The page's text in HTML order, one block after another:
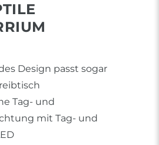
Design passt sogar
Tag- und
mit Tag- und